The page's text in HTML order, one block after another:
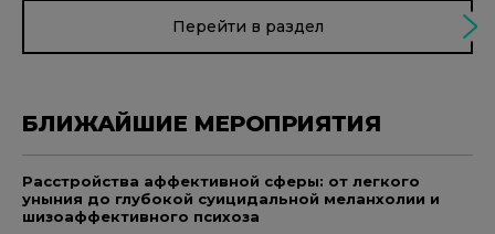
Перейти в раздел
БЛИЖАЙШИЕ МЕРОПРИЯТИЯ
Расстройства аффективной сферы: от легкого
уныния до глубокой суицидальной меланхолии и
шизоаффективного психоза